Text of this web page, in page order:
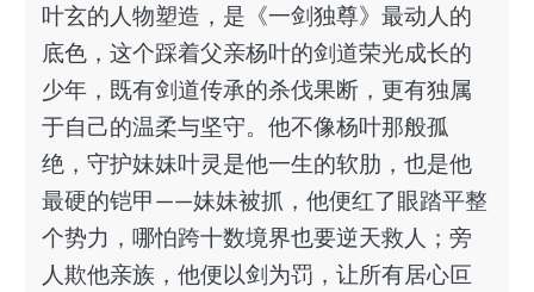
叶玄的人物塑造，是《一剑独尊》最动人的
底色，这个踩着父亲杨叶的剑道荣光成长的
少年，既有剑道传承的杀伐果断，更有独属
于自己的温柔与坚守。他不像杨叶那般孤
绝，守护妹妹叶灵是他一生的软肋，也是他
最硬的铠甲——妹妹被抓，他便红了眼踏平整
个势力，哪怕跨十数境界也要逆天救人；旁
人欺他亲族，他便以剑为罚，让所有居心叵